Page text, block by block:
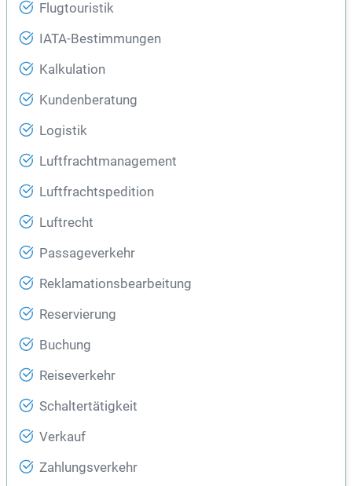
Flugtouristik
IATA-Bestimmungen
Kalkulation
Kundenberatung
Logistik
Luftfrachtmanagement
Luftfrachtspedition
Luftrecht
Passageverkehr
Reklamationsbearbeitung
Reservierung
Buchung
Reiseverkehr
Schaltertätigkeit
Verkauf
Zahlungsverkehr